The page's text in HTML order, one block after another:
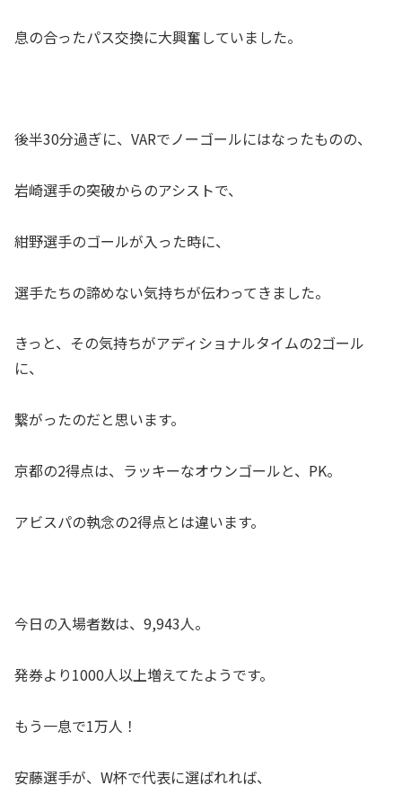
息の合ったパス交換に大興奮していました。
後半30分過ぎに、VARでノーゴールにはなったものの、
岩崎選手の突破からのアシストで、
紺野選手のゴールが入った時に、
選手たちの諦めない気持ちが伝わってきました。
きっと、その気持ちがアディショナルタイムの2ゴール
に、
繋がったのだと思います。
京都の2得点は、ラッキーなオウンゴールと、PK。
アビスパの執念の2得点とは違います。
今日の入場者数は、9,943人。
発券より1000人以上増えてたようです。
もう一息で1万人！
安藤選手が、W杯で代表に選ばれれば、